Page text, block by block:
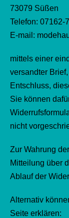
73079 Süßen
Telefon: 07162-
E-mail:
mittels einer
versandter
Entschluss,
Sie können
nicht
Zur Wahrung
Mitteilung über
Ablauf der
Alternativ
Seite erklären: